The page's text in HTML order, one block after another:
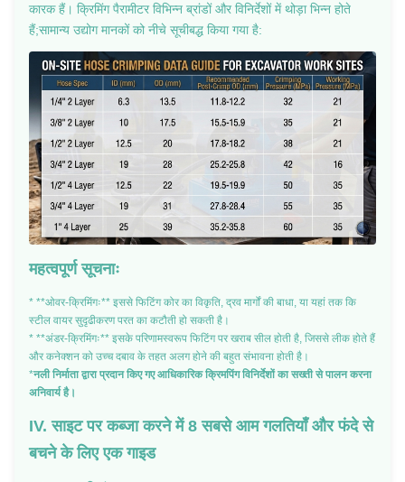
कारक हैं। क्रिमिंग पैरामीटर विभिन्न ब्रांडों और विनिर्देशों में थोड़ा भिन्न होते
हैं;सामान्य उद्योग मानकों को नीचे सूचीबद्ध किया गया है:
महत्वपूर्ण सूचनाः
* **ओवर-क्रिमिंगः** इससे फिटिंग कोर का विकृति, द्रव मार्गों की बाधा, या यहां तक कि
स्टील वायर सुदृढीकरण परत का कटौती हो सकती है।
* **अंडर-क्रिमिंगः** इसके परिणामस्वरूप फिटिंग पर खराब सील होती है, जिससे लीक होते हैं
और कनेक्शन को उच्च दबाव के तहत अलग होने की बहुत संभावना होती है।
*नली निर्माता द्वारा प्रदान किए गए आधिकारिक क्रिमपिंग विनिर्देशों का सख्ती से पालन करना
अनिवार्य है।
IV. साइट पर कब्जा करने में 8 सबसे आम गलतियाँ और फंदे से
बचने के लिए एक गाइड